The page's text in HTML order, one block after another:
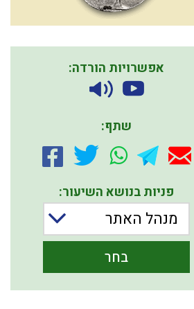
אפשרויות הורדה:
שתף:
פניות בנושא השיעור:
מנהל האתר
בחר